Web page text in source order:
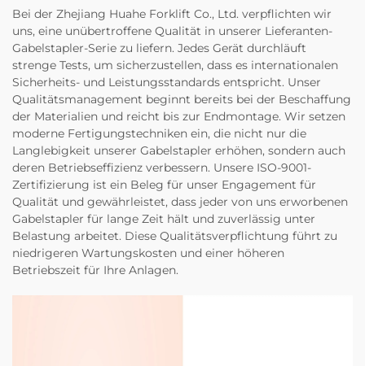
Bei der Zhejiang Huahe Forklift Co., Ltd. verpflichten wir
uns, eine unübertroffene Qualität in unserer Lieferanten-
Gabelstapler-Serie zu liefern. Jedes Gerät durchläuft
strenge Tests, um sicherzustellen, dass es internationalen
Sicherheits- und Leistungsstandards entspricht. Unser
Qualitätsmanagement beginnt bereits bei der Beschaffung
der Materialien und reicht bis zur Endmontage. Wir setzen
moderne Fertigungstechniken ein, die nicht nur die
Langlebigkeit unserer Gabelstapler erhöhen, sondern auch
deren Betriebseffizienz verbessern. Unsere ISO-9001-
Zertifizierung ist ein Beleg für unser Engagement für
Qualität und gewährleistet, dass jeder von uns erworbenen
Gabelstapler für lange Zeit hält und zuverlässig unter
Belastung arbeitet. Diese Qualitätsverpflichtung führt zu
niedrigeren Wartungskosten und einer höheren
Betriebszeit für Ihre Anlagen.